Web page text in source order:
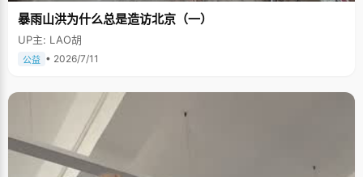
暴雨山洪为什么总是造访北京（一）
UP主: LAO胡
公益 • 2026/7/11